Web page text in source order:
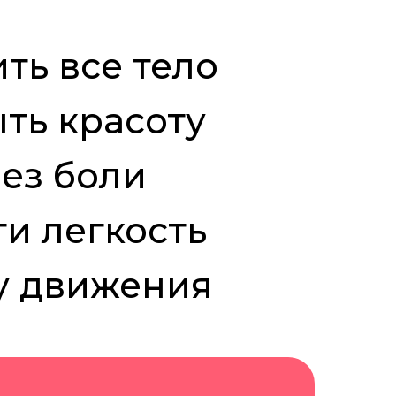
все тело
красоту
боли
легкость
движения